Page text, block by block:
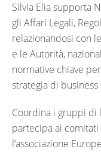
Silvia Elia supporta
gli Affari Legali,
relazionandosi con
e le Autorità,
normative chiave
strategia di
Coordina i gruppi di
partecipa ai
l’associazione